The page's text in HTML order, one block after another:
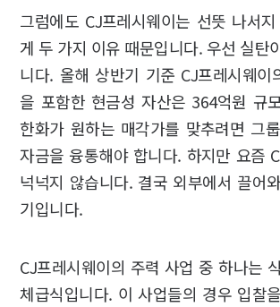
그럼에도 CJ프레시웨이는 선뜻 나서
게 두 가지 이유 때문입니다. 우선 실탄
니다. 올해 상반기 기준 CJ프레시웨이
을 포함한 현금성 자산은 364억원 규
한화가 원하는 매각가를 맞추려면 그
자금을 융통해야 합니다. 하지만 요즘
넉넉지 않습니다. 결국 외부에서 끌어
기입니다.
CJ프레시웨이의 주력 사업 중 하나는
체급식입니다. 이 사업들의 경우 입찰